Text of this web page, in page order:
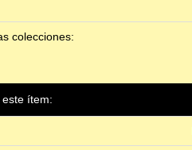
colecciones:
ítem: